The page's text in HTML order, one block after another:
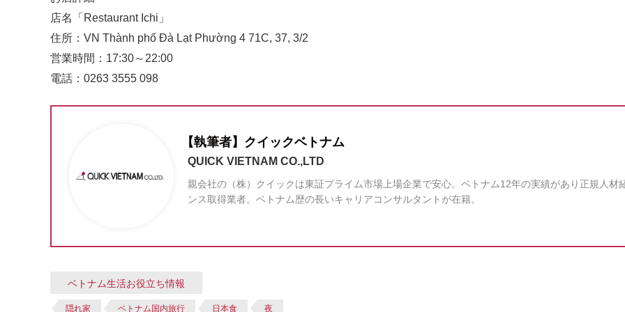
店名「Restaurant Ichi」
住所：VN Thành phố Đà Lạt Phường 4 71C, 37, 3/2
営業時間：17:30～22:00
電話：0263 3555 098
【執筆者】クイックベトナム
QUICK VIETNAM CO.,LTD
親会社の（株）クイックは東証プライム市場上場企業で安心。ベトナム12年の実績があり正規人材
ンス取得業者。ベトナム歴の長いキャリアコンサルタントが在籍。
ベトナム生活お役立ち情報
隠れ家 ベトナム国内旅行 日本食 夜